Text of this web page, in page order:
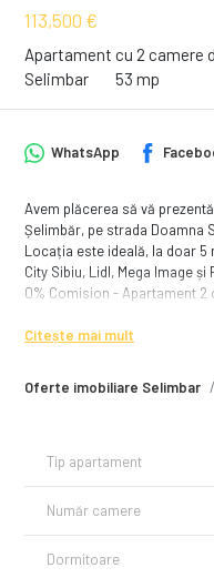
113,500 €
Apartament cu 2 camere
Selimbar
53 mp
Oferte imobiliare Selimbar
WhatsApp
Avem plăcerea să vă
Șelimbăr, pe strada Doamna
Locația este ideală, la doar 5
City Sibiu, Lidl, Mega Image și
0% Comision - Apartament 2
accesul facil catre
apartamente de 2 camere cu
48mpu + balcon -> 96.000€
50mpu + balcon -> 100.000€
53mpu + balcon -> 106.000€
Citește mai mult
Tip apartament
Număr camere
Dormitoare